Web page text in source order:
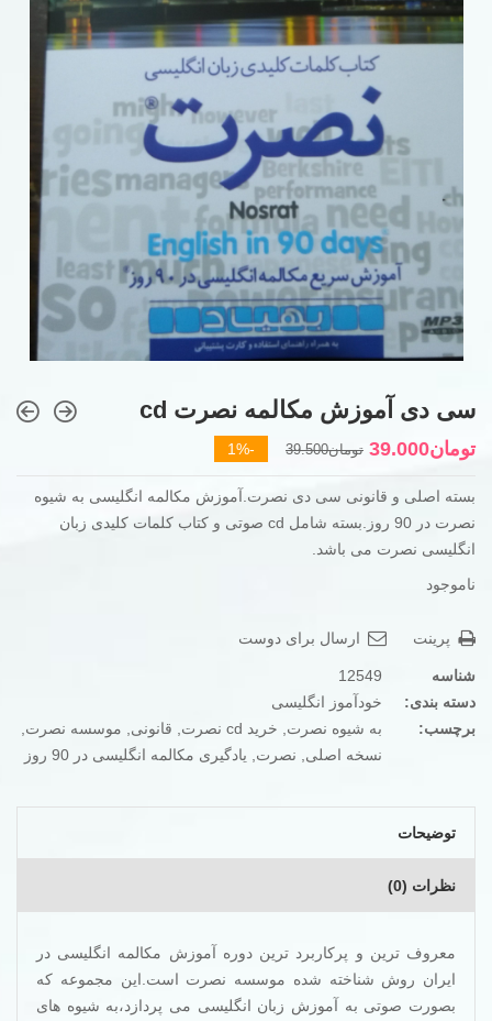
سی دی آموزش مکالمه نصرت cd
تومان39.500قیمت
اصلی
تومان39.500
بود.
تومان39.000
قیمت
فعلی
تومان39.000
است.
بسته اصلی و قانونی سی دی نصرت.آموزش مکالمه انگلیسی به شیوه
نصرت در 90 روز.بسته شامل cd صوتی و کتاب کلمات کلیدی زبان
انگلیسی نصرت می باشد.
ناموجود
پرینت ارسال برای دوست
شناسه
12549
دسته بندی:
خودآموز انگلیسی
برچسب:
به شیوه نصرت, خرید cd نصرت , قانونی , موسسه نصرت,
نسخه اصلی , نصرت, یادگیری مکالمه انگلیسی در 90 روز
توضیحات
نظرات (0)
معروف ترین و پرکاربرد ترین دوره آموزش مکالمه انگلیسی در
ایران روش شناخته شده موسسه نصرت است.این مجموعه که
بصورت صوتی به آموزش زبان انگلیسی می پردازد،به شیوه های